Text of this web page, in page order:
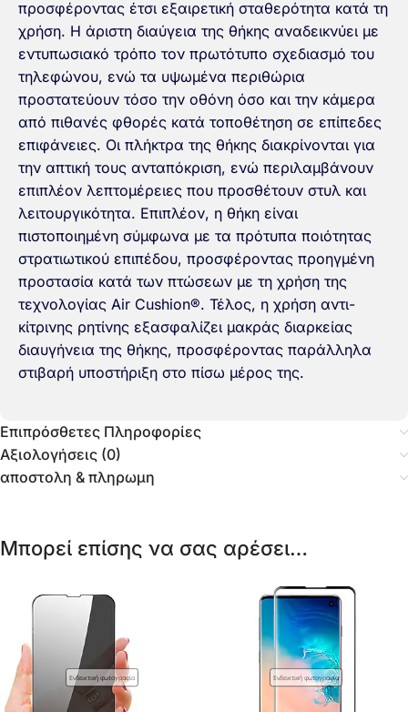
προσφέροντας έτσι εξαιρετική σταθερότητα κατά τη
χρήση. Η άριστη διαύγεια της θήκης αναδεικνύει με
εντυπωσιακό τρόπο τον πρωτότυπο σχεδιασμό του
τηλεφώνου, ενώ τα υψωμένα περιθώρια
προστατεύουν τόσο την οθόνη όσο και την κάμερα
από πιθανές φθορές κατά τοποθέτηση σε επίπεδες
επιφάνειες. Οι πλήκτρα της θήκης διακρίνονται για
την απτική τους ανταπόκριση, ενώ περιλαμβάνουν
επιπλέον λεπτομέρειες που προσθέτουν στυλ και
λειτουργικότητα. Επιπλέον, η θήκη είναι
πιστοποιημένη σύμφωνα με τα πρότυπα ποιότητας
στρατιωτικού επιπέδου, προσφέροντας προηγμένη
προστασία κατά των πτώσεων με τη χρήση της
τεχνολογίας Air Cushion®. Τέλος, η χρήση αντι-
κίτρινης ρητίνης εξασφαλίζει μακράς διαρκείας
διαυγήνεια της θήκης, προσφέροντας παράλληλα
στιβαρή υποστήριξη στο πίσω μέρος της.
Επιπρόσθετες Πληροφορίες
Αξιολογήσεις (0)
αποστολη & πληρωμη
Μπορεί επίσης να σας αρέσει…
Ενδεικτική φωτογραφία Ενδεικτική φωτογραφία